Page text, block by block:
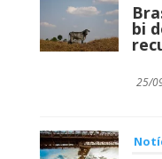
bi
25/